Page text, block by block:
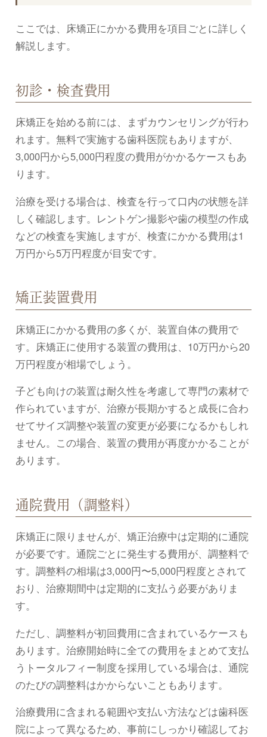
ここでは、床矯正にかかる費用を項目ごとに詳しく
解説します。
初診・検査費用
床矯正を始める前には、まずカウンセリングが行わ
れます。無料で実施する歯科医院もありますが、
3,000円から5,000円程度の費用がかかるケースもあ
ります。
治療を受ける場合は、検査を行って口内の状態を詳
しく確認します。レントゲン撮影や歯の模型の作成
などの検査を実施しますが、検査にかかる費用は1
万円から5万円程度が目安です。
矯正装置費用
床矯正にかかる費用の多くが、装置自体の費用で
す。床矯正に使用する装置の費用は、10万円から20
万円程度が相場でしょう。
子ども向けの装置は耐久性を考慮して専門の素材で
作られていますが、治療が長期かすると成長に合わ
せてサイズ調整や装置の変更が必要になるかもしれ
ません。この場合、装置の費用が再度かかることが
あります。
通院費用（調整料）
床矯正に限りませんが、矯正治療中は定期的に通院
が必要です。通院ごとに発生する費用が、調整料で
す。調整料の相場は3,000円〜5,000円程度とされて
おり、治療期間中は定期的に支払う必要がありま
す。
ただし、調整料が初回費用に含まれているケースも
あります。治療開始時に全ての費用をまとめて支払
うトータルフィー制度を採用している場合は、通院
のたびの調整料はかからないこともあります。
治療費用に含まれる範囲や支払い方法などは歯科医
院によって異なるため、事前にしっかり確認してお